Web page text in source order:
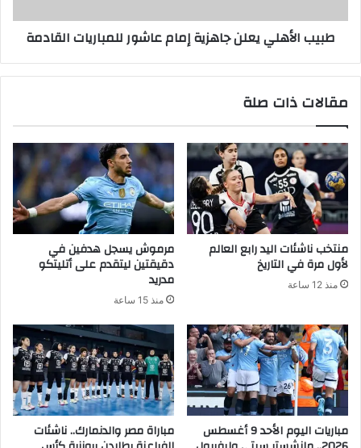
طبيب الأهلي يعلن جاهزية إمام عاشور للمباريات القادمة
مقالات ذات صلة
منتخب ناشئات اليد رابع العالم
لأول مرة في التاريخ
منذ 12 ساعة
مرموش يسجل هدفين في
دقيقتين ليتقدم على أتليتكو
مدريد
منذ 15 ساعة
مباريات اليوم الأحد 9 أغسطس مباراة مصر والدنمارك.. ناشئات